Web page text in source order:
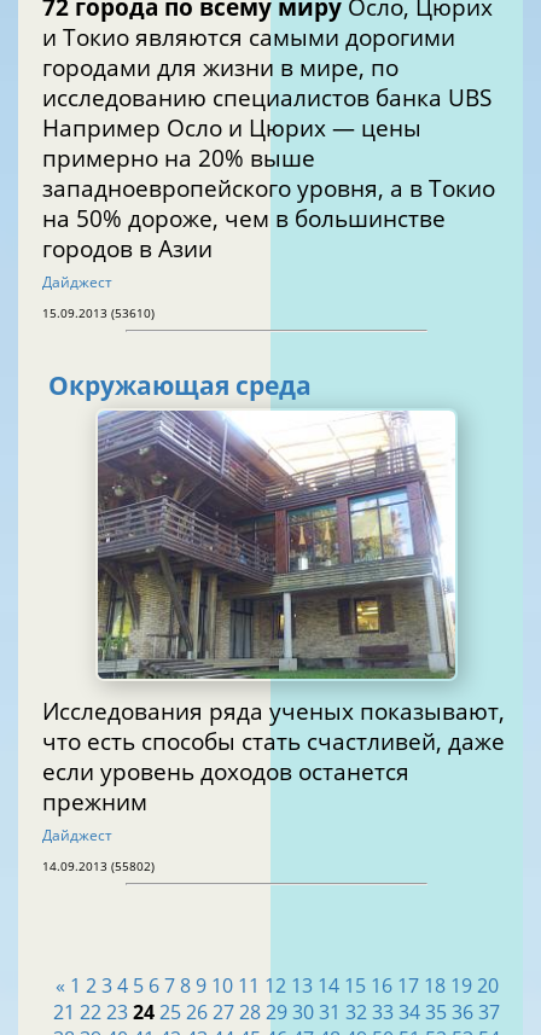
72 города по всему миру Осло, Цюрих
и Токио являются самыми дорогими
городами для жизни в мире, по
исследованию специалистов банка UBS
Например Осло и Цюрих — цены
примерно на 20% выше
западноевропейского уровня, а в Токио
на 50% дороже, чем в большинстве
городов в Азии
Дайджест
15.09.2013 (53610)
Окружающая среда
Исследования ряда ученых показывают,
что есть способы стать счастливей, даже
если уровень доходов останется
прежним
Дайджест
14.09.2013 (55802)
« 1 2 3 4 5 6 7 8 9 10 11 12 13 14 15 16 17 18 19 20
21 22232425262728293031 323334353637